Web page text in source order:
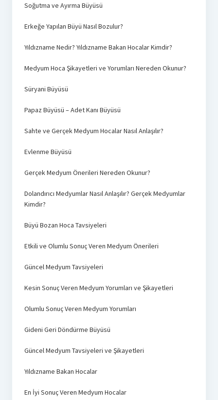
Soğutma ve Ayırma Büyüsü
Erkeğe Yapılan Büyü Nasıl Bozulur?
Yıldızname Nedir? Yıldızname Bakan Hocalar Kimdir?
Medyum Hoca Şikayetleri ve Yorumları Nereden Okunur?
Süryani Büyüsü
Papaz Büyüsü – Adet Kanı Büyüsü
Sahte ve Gerçek Medyum Hocalar Nasıl Anlaşılır?
Evlenme Büyüsü
Gerçek Medyum Önerileri Nereden Okunur?
Dolandırıcı Medyumlar Nasıl Anlaşılır? Gerçek Medyumlar
Kimdir?
Büyü Bozan Hoca Tavsiyeleri
Etkili ve Olumlu Sonuç Veren Medyum Önerileri
Güncel Medyum Tavsiyeleri
Kesin Sonuç Veren Medyum Yorumları ve Şikayetleri
Olumlu Sonuç Veren Medyum Yorumları
Gideni Geri Döndürme Büyüsü
Güncel Medyum Tavsiyeleri ve Şikayetleri
Yıldızname Bakan Hocalar
En İyi Sonuç Veren Medyum Hocalar